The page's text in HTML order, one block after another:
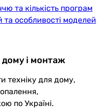
та кількість програм
особливості моделей
і монтаж
техніку для дому,
по Україні.